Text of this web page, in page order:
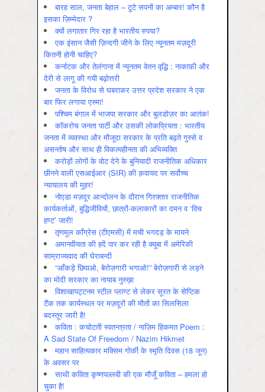
बारह साल, जनता बेहाल – टूटे सपनों का अम्बार! कौन है
इसका ज़िम्मेदार ?
क्यों लगातार गिर रहा है भारतीय रुपया?
एक इंसान जैसी ज़िन्दगी जीने के लिए न्यूनतम मज़दूरी
कितनी होनी चाहिए?
कर्नाटक और तेलंगाना में न्यूनतम वेतन वृद्धि : नाकाफ़ी और
देरी से लागू की गयी बढ़ोत्तरी
जनता के विरोध से घबराकर उत्तर प्रदेश सरकार ने एक
बार फिर लगाया एस्मा!
पश्चिम बंगाल में भाजपा सरकार और बुलडोज़र का आतंक!
कॉकरोच जनता पार्टी और उसकी लोकप्रियता : भारतीय
जनता में व्‍यवस्‍था और मौजूदा सरकार के प्रति बढ़ते गुस्‍से व
असन्‍तोष और साथ ही विकल्‍पहीनता की अभिव्‍यक्ति
करोड़ों लोगों के वोट देने के बुनियादी राजनीतिक अधिकार
छीनने वाली एसआईआर (SIR) की क़वायद पर सर्वोच्च
न्यायालय की मुहर!
नोएडा मज़दूर आन्दोलन के दौरान गिरफ़्तार राजनीतिक
कार्यकर्ताओं, बुद्धिजीवियों, छात्रों-कलाकारों का दमन व ‘विच
हण्ट’ जारी!
तृणमूल काँग्रेस (टीएमसी) में मची भगदड़ के मायने
अमानवीयता की हदें पार कर रही है क्यूबा में अमेरिकी
साम्राज्यवाद की घेराबन्दी
“आँकड़े छिपाओ, बेरोज़गारी भगाओ!” बेरोज़गारी से लड़ने
का मोदी सरकार का नायाब नुस्ख़ा
विशाखापट्टनम स्टील प्लाण्ट से लेकर सूरत के सेप्टिक
टैंक तक कार्यस्थल पर मज़दूरों की मौतों का सिलसिला
बदस्तूर जारी है!
कविता : कचोटती स्वतन्त्रता / नाज़िम हिकमत Poem :
A Sad State Of Freedom / Nazim Hikmet
महान साहित्यकार मक्सिम गोर्की के स्मृति दिवस (18 जून)
के अवसर पर
साथी कविता कृष्णपल्लवी की एक मौजूँ कविता – हमला हो
चुका है!